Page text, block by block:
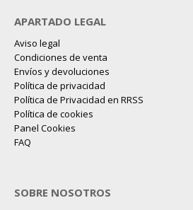
APARTADO LEGAL
Aviso legal
Condiciones de venta
Envíos y devoluciones
Política de privacidad
Política de Privacidad en RRSS
Política de cookies
Panel Cookies
FAQ
SOBRE NOSOTROS